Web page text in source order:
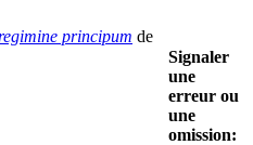
principum de
Signaler
une
erreur ou
une
omission: